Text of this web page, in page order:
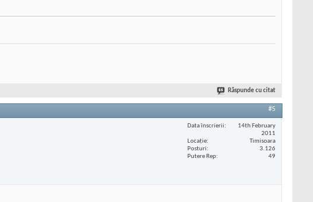
Răspunde cu citat
#5
Data înscrierii
14th February
2011
Locaţie
Timisoara
Posturi
3.126
Putere Rep
49